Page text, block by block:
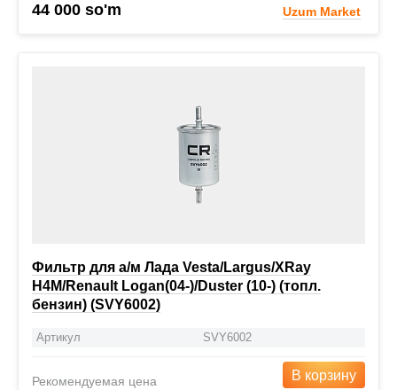
44 000 so'm Uzum Market
Фильтр для а/м Лада Vesta/Largus/XRay
H4M/Renault Logan(04-)/Duster (10-) (топл.
бензин) (SVY6002)
Артикул SVY6002
Рекомендуемая цена В корзину